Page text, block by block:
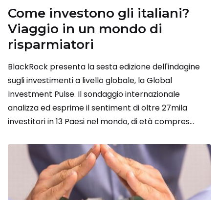
Come investono gli italiani?
Viaggio in un mondo di
risparmiatori
BlackRock presenta la sesta edizione dell'indagine
sugli investimenti a livello globale, la Global
Investment Pulse. Il sondaggio internazionale
analizza ed esprime il sentiment di oltre 27mila
investitori in 13 Paesi nel mondo, di età compres...